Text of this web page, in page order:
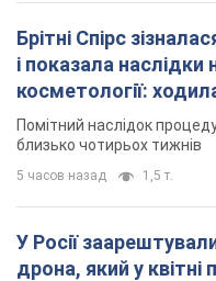
Брітні Спірс
і показала наслідки
косметології:
місяць
Помітний наслідок
близько чотирьох тижнів
5 часов назад 1,5 т.
У Росії
дрона, який у квітні